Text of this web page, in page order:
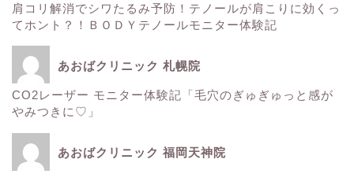
肩コリ解消でシワたるみ予防！テノールが肩こりに効くっ
てホント？！ＢＯＤＹテノールモニター体験記
あおばクリニック 札幌院
CO2レーザー モニター体験記「毛穴のぎゅぎゅっと感が
やみつきに♡」
あおばクリニック 福岡天神院
肌
ウルトラアクセント